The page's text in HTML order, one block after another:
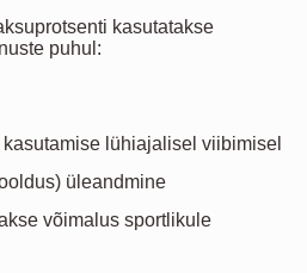
kasutatakse
puhul:
lühiajalisel viibimisel
üleandmine
võimalus sportlikule